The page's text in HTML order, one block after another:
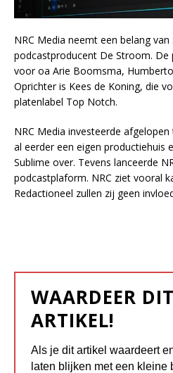
NRC Media neemt een belang
podcastproducent De Stroom.
voor oa Arie Boomsma,
Oprichter is Kees de Koning, die
platenlabel Top Notch.
NRC Media investeerde
al eerder een eigen productiehuis
Sublime over. Tevens lanceerde
podcastplaform. NRC ziet vooral
Redactioneel zullen zij geen
WAARDEER DIT
ARTIKEL!
Als je dit artikel waardeert
laten blijken met een kleine